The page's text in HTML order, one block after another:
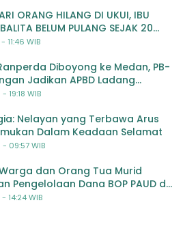
ORANG HILANG DI UKUI, IBU
BELUM PULANG SEJAK 20
WIB
Diboyong ke Medan, PB-
Jadikan APBD Ladang
Tak Perlu
19:18 WIB
Nelayan yang Terbawa Arus
Dalam Keadaan Selamat
09:57 WIB
dan Orang Tua Murid
Pengelolaan Dana BOP PAUD di
Selatan
14:24 WIB